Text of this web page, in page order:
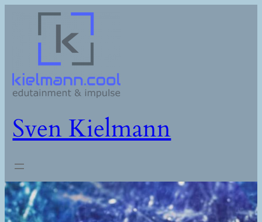
springen
Sven Kielmann